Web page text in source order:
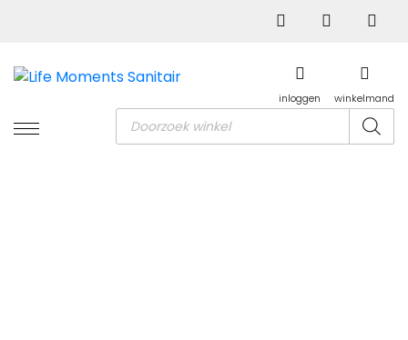
Producten
zoeken
inloggen winkelmand